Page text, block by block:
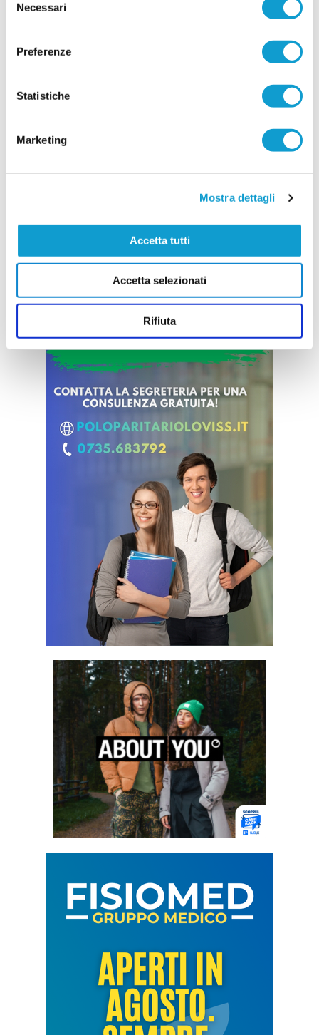
delNecessari
Preferenze
Statistiche
Marketing
Mostra dettagli
Accetta tutti
Accetta selezionati
Rifiuta
vivere la loro quarta stagione in biancoazzurro. -
CUPRENSE. Definito lo staff tecnico per la
Prende ufficialmente il via la stagione 2026/2027,
con la società della Cuprense che ha svelato i
Squadra, chiamati a guidare il gruppo nel nuovo
campionato. A ricoprire il ruolo di allenatore sarà